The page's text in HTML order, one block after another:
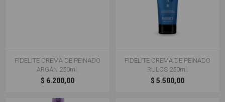
FIDELITE CREMA DE PEINADO
ARGÁN 250ml.
$ 6.200,00
FIDELITE CREMA DE PEINADO
RULOS 250ml.
$ 5.500,00